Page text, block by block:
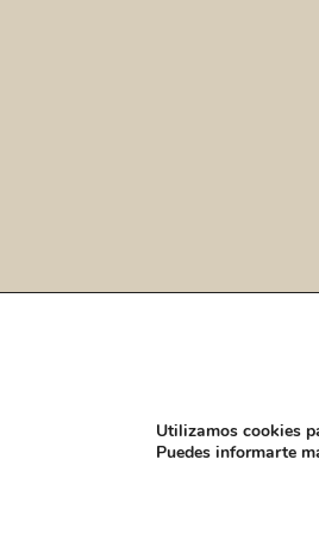
Utilizamos cookies
Puedes informarte